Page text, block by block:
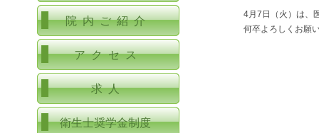
4月7日（火）は、
何卒よろしくお願
院内ご紹介
アクセス
求人
衛生士奨学金制度